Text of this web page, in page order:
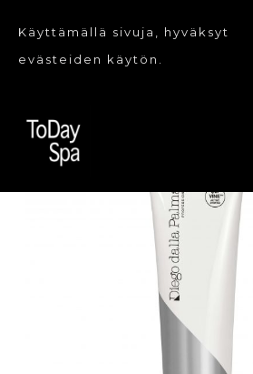
Käyttämällä sivuja, hyväksyt
evästeiden käytön.